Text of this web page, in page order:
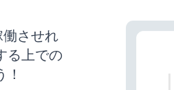
させれ
る上での